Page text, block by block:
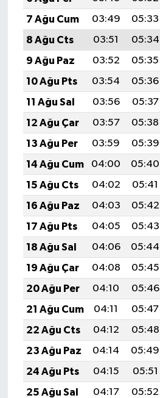
7 Ağu Cum
03:49 05:33
8 Ağu Cts
03:51 05:34
9 Ağu Paz
03:52 05:35
10 Ağu Pts
03:54 05:36
11 Ağu Sal
03:56 05:37
12 Ağu Çar
03:57 05:38
13 Ağu Per
03:59 05:39
14 Ağu Cum
04:00 05:40
15 Ağu Cts
04:02 05:41
16 Ağu Paz
04:03 05:42
17 Ağu Pts
04:05 05:43
18 Ağu Sal
04:06 05:44
19 Ağu Çar
04:08 05:45
20 Ağu Per
04:10 05:46
21 Ağu Cum
04:11 05:47
22 Ağu Cts
04:12 05:48
23 Ağu Paz
04:14 05:49
24 Ağu Pts
04:15 05:51
25 Ağu Sal
04:17 05:52